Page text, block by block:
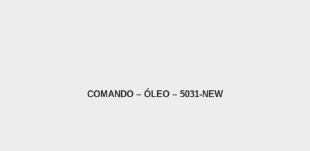
COMANDO – ÓLEO – 5031-NEW